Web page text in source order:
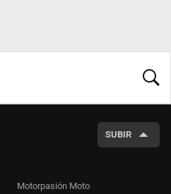
SUBIR
Motorpasión Moto